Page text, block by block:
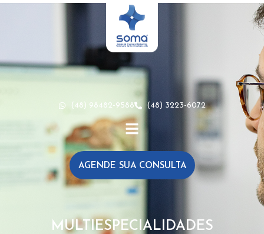
(48) 98482-9588 (48) 3223-6072
AGENDE SUA CONSULTA
MULTIESPECIALIDADES